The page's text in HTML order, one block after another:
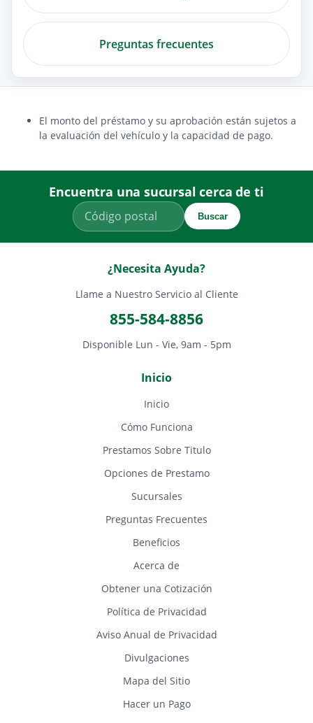
Preguntas frecuentes
El monto del préstamo y su aprobación están sujetos a
la evaluación del vehículo y la capacidad de pago.
Encuentra una sucursal cerca de ti
Buscar
¿Necesita Ayuda?
Llame a Nuestro Servicio al Cliente
855-584-8856
Disponible Lun - Vie, 9am - 5pm
Inicio
Inicio
Cómo Funciona
Prestamos Sobre Titulo
Opciones de Prestamo
Sucursales
Preguntas Frecuentes
Beneficios
Acerca de
Obtener una Cotización
Política de Privacidad
Aviso Anual de Privacidad
Divulgaciones
Mapa del Sitio
Hacer un Pago